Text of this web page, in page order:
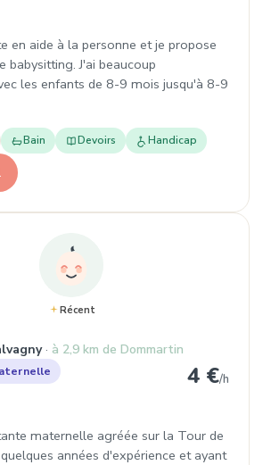
en aide à la personne et je propose
babysitting. J'ai beaucoup
les enfants de 8-9 mois jusqu'à 8-9
Bain Devoirs Handicap
Récent
à 2,9 km de Dommartin
4 €/h
maternelle agréée sur la Tour de
années d'expérience et ayant